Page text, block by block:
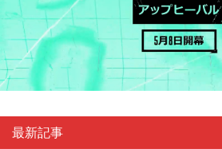
最新記事